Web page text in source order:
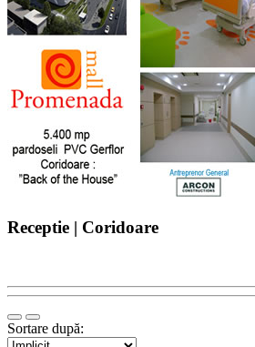
Receptie | Coridoare
Sortare după: